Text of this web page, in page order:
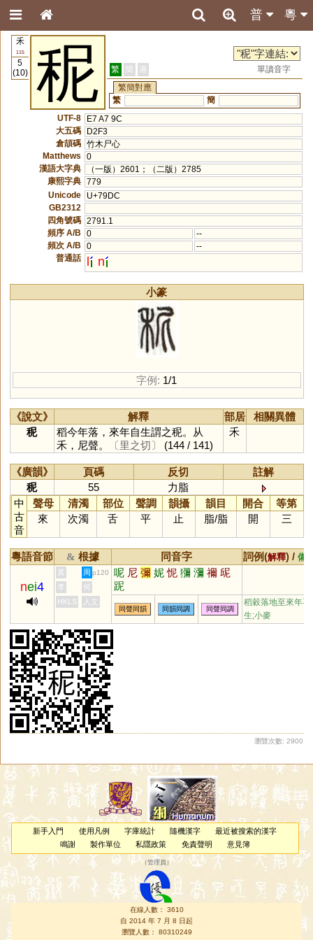
粵
普
禾
115
5
(10)
秜 繁 簡 港
單讀音字
繁簡對應
繁
簡
UTF-8
E7 A7 9C
大五碼
D2F3
倉頡碼 竹木尸心
Matthews
0
漢語大字典
（一版）2601；（二版）2785
康熙字典 779
Unicode
U+79DC
GB2312
四角號碼 2791.1
頻序 A/B
0
--
頻次 A/B
0
--
普通話
l n
小篆
字例: 1/1
《說文》 解釋 部居
相關異體
秜
稻今年落，來年自生謂之秜。从
禾，尼聲。
〔里之切〕 (144 / 141)
禾
《廣韻》 頁碼 反切
註解
秜
55
力脂
中
古
音
聲母 清濁 部位 聲調 韻攝 韻目 開合
等第
來
次濁 舌 平 止 脂/脂 開 三
粵語音節 & 根據 同音字 詞例(解釋) / 備
nei4
黃 周 p120 呢 尼 彌 妮 怩 獼 瀰 禰 屔
跜
李
何
HKLS
人文
同聲同韻 同韻同調 同聲同調
稻穀落地至來年再
生;小麥
瀏覽次數: 2900
新手入門 使用凡例 字庫統計 隨機漢字
最近被搜索的漢字
鳴謝
製作單位 私隱政策 免責聲明 意見簿
（管理員 ）
在線人數： 3610
自 2014 年 7 月 8 日起
瀏覽人數： 80310249